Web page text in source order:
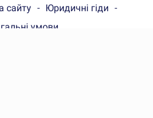
сайту
Юридичні гіди
умови